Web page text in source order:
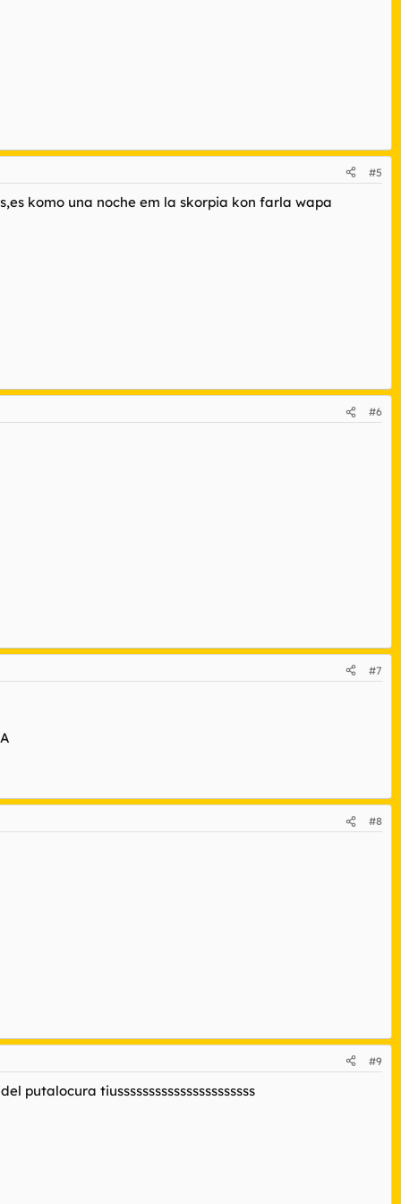
#5
komo una noche em la skorpia kon farla wapa
#6
#7
#8
#9
putalocura tiussssssssssssssssssssss